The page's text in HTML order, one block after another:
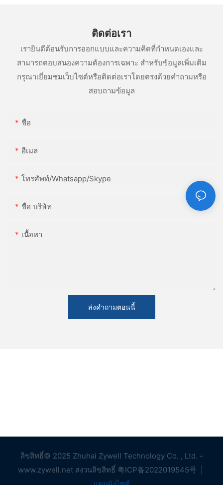
ติดต่อเรา
เรายินดีต้อนรับการออกแบบและความคิดที่กำหนดเองและ
สามารถตอบสนองความต้องการเฉพาะ สำหรับข้อมูลเพิ่มเติม
กรุณาเยี่ยมชมเว็บไซต์หรือติดต่อเราโดยตรงด้วยคำถามหรือ
สอบถามข้อมูล
ชื่อ
อีเมล
โทรศัพท์/whatsapp/skype
ชื่อ บริษัท
เนื้อหา
ส่งคำถามตอนนี้
ลิขสิทธิ์© 2025 Zhuhai Zywell Technology Co. , Ltd. -
www.zywell.net สงวนลิขสิทธิ์ 粤ICP备2022019545号